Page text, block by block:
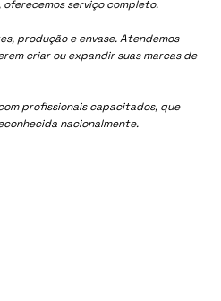
serviço completo.
produção e envase. Atendemos
criar ou expandir suas marcas de
profissionais capacitados, que
nacionalmente.